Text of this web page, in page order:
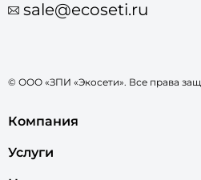
sale@ecoseti.ru
© ООО «ЗПИ «Экосети». Все права
Компания
Услуги